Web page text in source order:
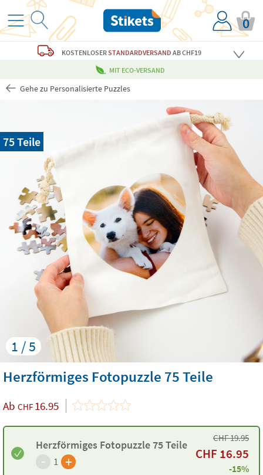
0
KOSTENLOSERSTANDARDVERSAND AB CHF19
MIT ECO-VERSAND
Gehe zu Personalisierte Puzzles
1 / 5
75 Teile
Herzförmiges Fotopuzzle 75 Teile
Ab CHF 16.95
Herzförmiges Fotopuzzle 75 Teile
- 1 +
CHF19.95
CHF 16.95
-15%